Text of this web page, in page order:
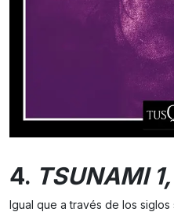
4. TSUNAMI
Igual que a través de los